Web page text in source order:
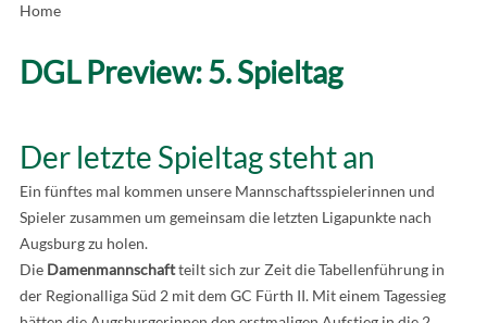
Home
DGL Preview: 5. Spieltag
Der letzte Spieltag steht an
Ein fünftes mal kommen unsere Mannschaftsspielerinnen und
Spieler zusammen um gemeinsam die letzten Ligapunkte nach
Augsburg zu holen.
Die Damenmannschaftteilt sich zur Zeit die Tabellenführung in
der Regionalliga Süd 2 mit dem GC Fürth II. Mit einem Tagessieg